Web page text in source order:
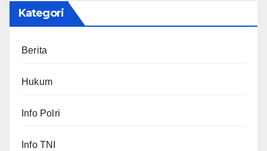
Kategori
Berita
Hukum
Info Polri
Info TNI